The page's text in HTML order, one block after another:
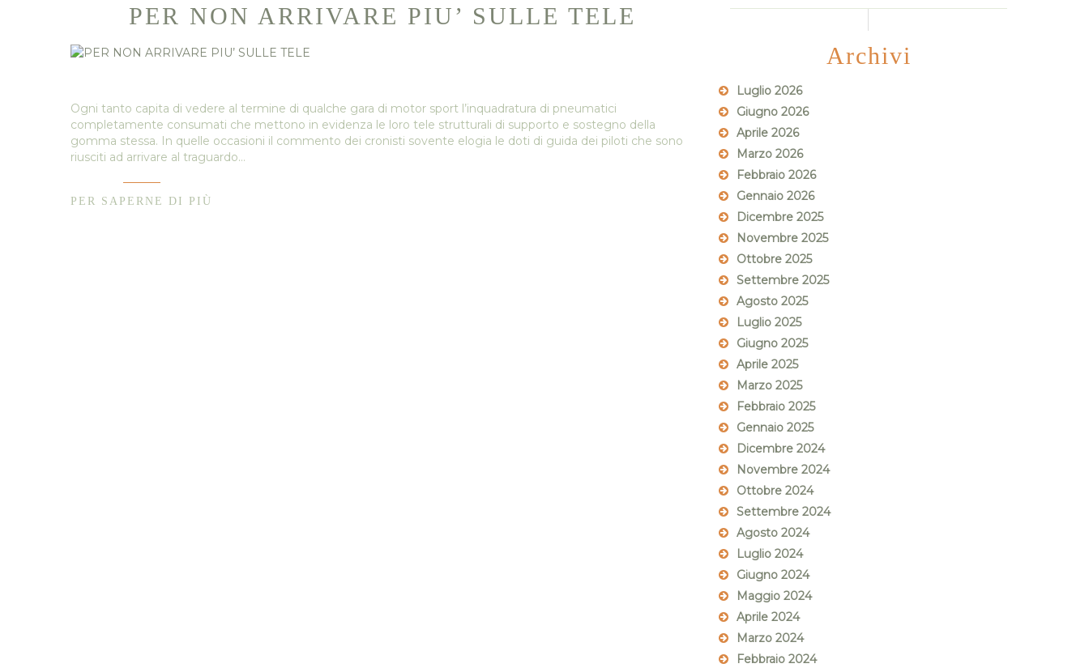
PER NON ARRIVARE PIU’ SULLE TELE
Ogni tanto capita di vedere al termine di qualche gara di motor sport l’inquadratura di pneumatici
completamente consumati che mettono in evidenza le loro tele strutturali di supporto e sostegno della
gomma stessa. In quelle occasioni il commento dei cronisti sovente elogia le doti di guida dei piloti che sono
riusciti ad arrivare al traguardo…
PER SAPERNE DI PIÙ
Archivi
Luglio 2026
Giugno 2026
Aprile 2026
Marzo 2026
Febbraio 2026
Gennaio 2026
Dicembre 2025
Novembre 2025
Ottobre 2025
Settembre 2025
Agosto 2025
Luglio 2025
Giugno 2025
Aprile 2025
Marzo 2025
Febbraio 2025
Gennaio 2025
Dicembre 2024
Novembre 2024
Ottobre 2024
Settembre 2024
Agosto 2024
Luglio 2024
Giugno 2024
Maggio 2024
Aprile 2024
Marzo 2024
Febbraio 2024